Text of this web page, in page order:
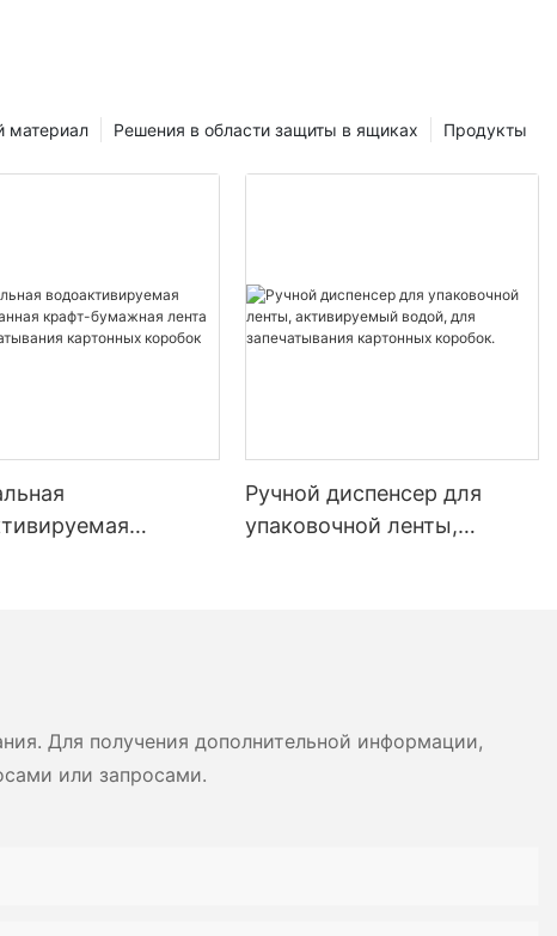
Продукты
Решения в области защиты в ящиках
материал
Ручной диспенсер для
упаковочной ленты,
Для получения дополнительной информации,
или запросами.